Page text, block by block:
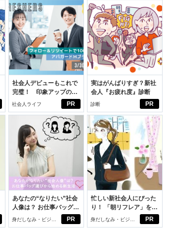
PR
社会人デビューもこれで
完璧！ 印象アップのセ
ルフプロデュース術
社会人ライフ PR
実はがんばりすぎ？新社
会人『お疲れ度』診断
診断
PR
あなたの“なりたい”社会
人像は？ お仕事バッグ選
びから始める新生活
身だしなみ・ビジネ
スアイテム
PR
忙しい新社会人にぴった
り！ 「朝リフレア」をは
じめよう。しっかりニオ
イケアして24時間快適。
身だしなみ・ビジネ
スアイテム